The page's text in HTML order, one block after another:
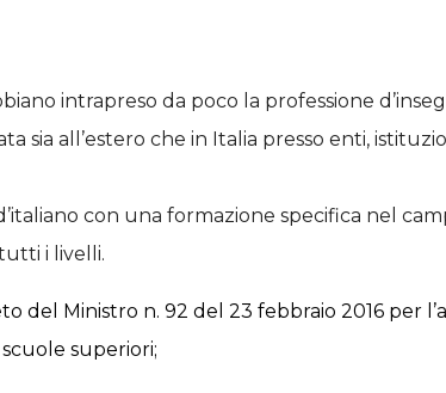
intrapreso da poco la professione
sia all’estero che in Italia presso enti,
con una formazione specifica nel
i livelli.
del Ministro n. 92 del 23 febbraio 2016 per
superiori;